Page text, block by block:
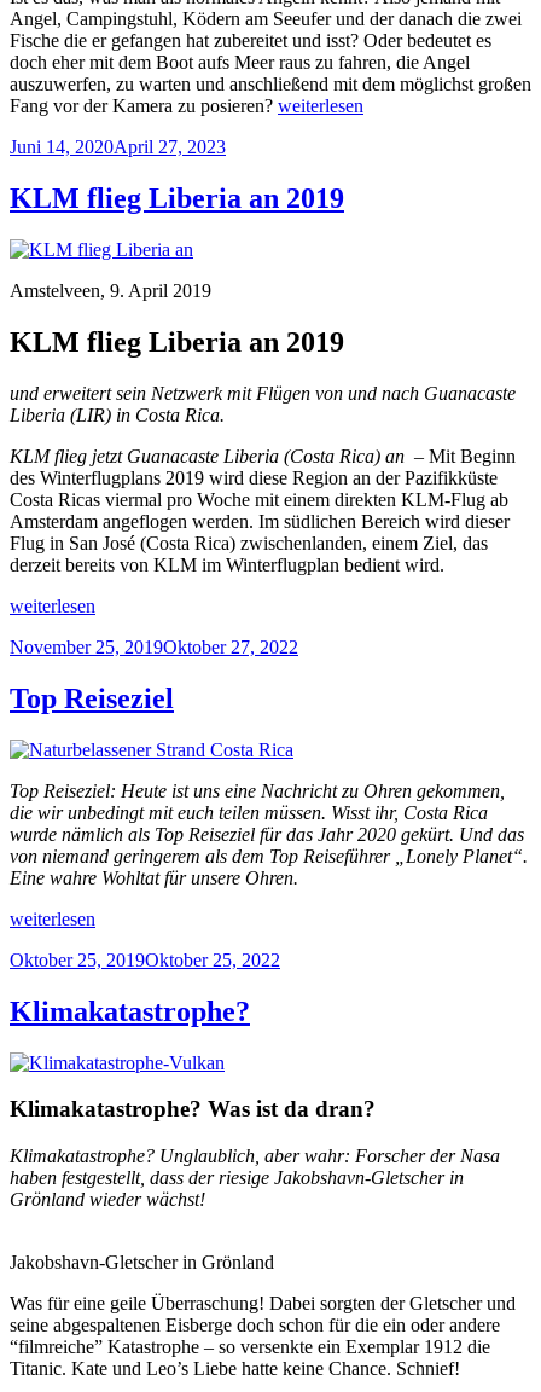
Angel, Campingstuhl, Ködern am Seeufer und der danach die zwei
Fische die er gefangen hat zubereitet und isst? Oder bedeutet es
doch eher mit dem Boot aufs Meer raus zu fahren, die Angel
auszuwerfen, zu warten und anschließend mit dem möglichst großen
Fang vor der Kamera zu posieren? „Sportfischen
Hobby“
weiterlesen
Veröffentlicht
Juni 14, 2020April 27, 2023
KLM flieg Liberia an 2019
Amstelveen, 9. April 2019
KLM flieg Liberia an 2019
und erweitert sein Netzwerk mit Flügen von und nach Guanacaste
Liberia (LIR) in Costa Rica.
KLM flieg jetzt Guanacaste Liberia (Costa Rica) an – Mit Beginn
des Winterflugplans 2019 wird diese Region an der Pazifikküste
Costa Ricas viermal pro Woche mit einem direkten KLM-Flug ab
Amsterdam angeflogen werden. Im südlichen Bereich wird dieser
Flug in San José (Costa Rica) zwischenlanden, einem Ziel, das
derzeit bereits von KLM im Winterflugplan bedient wird.
„KLM
Liberia
2019“
weiterlesen
Veröffentlicht
November 25, 2019Oktober 27, 2022
Top Reiseziel
Top Reiseziel: Heute ist uns eine Nachricht zu Ohren gekommen,
die wir unbedingt mit euch teilen müssen. Wisst ihr, Costa Rica
wurde nämlich als Top Reiseziel für das Jahr 2020 gekürt. Und das
von niemand geringerem als dem Top Reiseführer „Lonely Planet“.
Eine wahre Wohltat für unsere Ohren.
„Top
weiterlesen
Veröffentlicht
Oktober 25, 2019Oktober 25, 2022
Klimakatastrophe?
Klimakatastrophe? Was ist da dran?
Klimakatastrophe? Unglaublich, aber wahr: Forscher der Nasa
haben festgestellt, dass der riesige Jakobshavn-Gletscher in
Grönland wieder wächst!
Jakobshavn-Gletscher in Grönland
Was für eine geile Überraschung! Dabei sorgten der Gletscher und
seine abgespaltenen Eisberge doch schon für die ein oder andere
“filmreiche” Katastrophe – so versenkte ein Exemplar 1912 die
Titanic. Kate und Leo’s Liebe hatte keine Chance. Schnief!